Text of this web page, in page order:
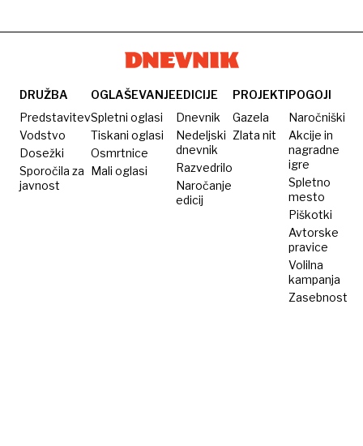
DRUŽBA
Predstavitev
Vodstvo
Dosežki
Sporočila za
javnost
OGLAŠEVANJE
Spletni oglasi
Tiskani oglasi
Osmrtnice
Mali oglasi
EDICIJE
Dnevnik
Nedeljski
dnevnik
Razvedrilo
Naročanje
edicij
PROJEKTI
Gazela
Zlata nit
POGOJI
Naročniški
Akcije in
nagradne
igre
Spletno
mesto
Piškotki
Avtorske
pravice
Volilna
kampanja
Zasebnost